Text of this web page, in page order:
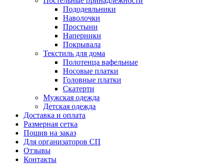
Пододеяльники
Наволочки
Простыни
Наперники
Покрывала
Текстиль для дома
Полотенца вафельные
Носовые платки
Головные платки
Скатерти
Мужская одежда
Детская одежда
Доставка и оплата
Размерная сетка
Пошив на заказ
Для организаторов СП
Отзывы
Контакты